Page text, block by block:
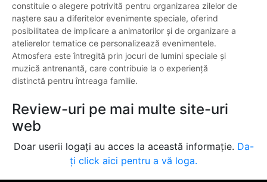
constituie o alegere potrivită pentru organizarea zilelor de
naștere sau a diferitelor evenimente speciale, oferind
posibilitatea de implicare a animatorilor și de organizare a
atelierelor tematice ce personalizează evenimentele.
Atmosfera este întregită prin jocuri de lumini speciale și
muzică antrenantă, care contribuie la o experiență
distinctă pentru întreaga familie.
Review-uri pe mai multe site-uri
web
Doar userii logați au acces la această informație. Da-
ți click aici pentru a vă loga.